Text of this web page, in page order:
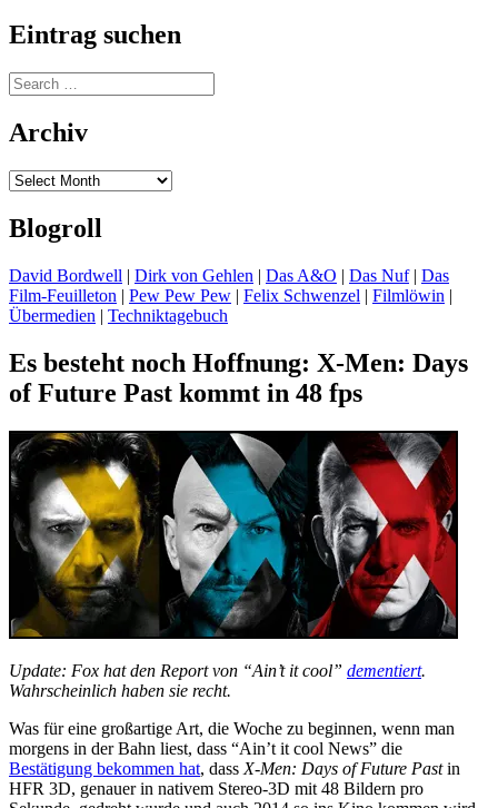
Eintrag suchen
Search
for:
Archiv
Archiv
Blogroll
David Bordwell | Dirk von Gehlen | Das A&O | Das Nuf| Das
Film-Feuilleton | Pew Pew Pew | Felix Schwenzel | Filmlöwin |
Übermedien | Techniktagebuch
Es besteht noch Hoffnung: X-Men: Days
of Future Past kommt in 48 fps
Update: Fox hat den Report von “Ain’t it cool” dementiert.
Wahrscheinlich haben sie recht.
Was für eine großartige Art, die Woche zu beginnen, wenn man
morgens in der Bahn liest, dass “Ain’t it cool News” die
Bestätigung bekommen hat, dass X-Men: Days of Future Pastin
HFR 3D, genauer in nativem Stereo-3D mit 48 Bildern pro